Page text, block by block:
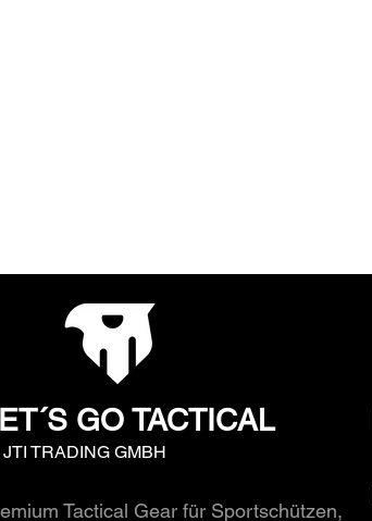
GO TACTICAL
TRADING GMBH
Tactical Gear für Sportschützen,